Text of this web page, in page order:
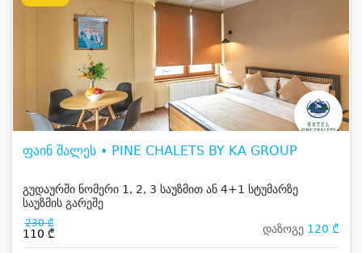
ფაინ შალეს • PINE CHALETS BY KA GROUP
გუდაურში ნომერი 1, 2, 3 საუზმით ან 4+1 სტუმარზე
საუზმის გარეშე
230 ₾
110 ₾ დაზოგე 120 ₾